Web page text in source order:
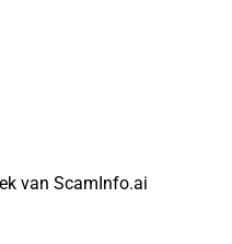
van ScamInfo.ai